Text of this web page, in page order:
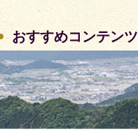
おすすめコンテンツ
3
枚
目
の